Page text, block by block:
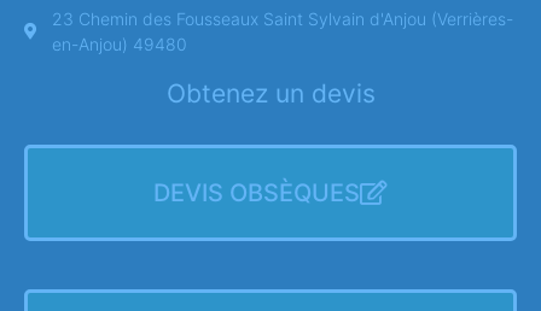
23 Chemin des Fousseaux Saint Sylvain d'Anjou (Verrières-
en-Anjou) 49480
Obtenez un devis
DEVIS OBSÈQUES